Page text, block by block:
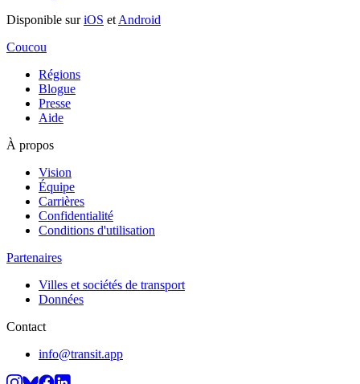
Disponible suriOS et Android
Coucou
Régions
Blogue
Presse
Aide
À propos
Vision
Équipe
Carrières
Confidentialité
Conditions d'utilisation
Partenaires
Villes et sociétés de transport
Données
Contact
info@transit.app